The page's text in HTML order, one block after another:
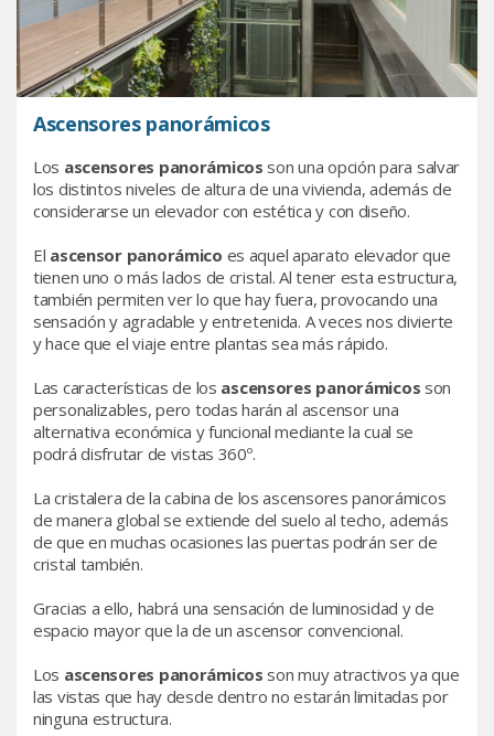
Ascensores panorámicos
Los ascensores panorámicos son una opción para salvar
los distintos niveles de altura de una vivienda, además de
considerarse un elevador con estética y con diseño.
El ascensor panorámico es aquel aparato elevador que
tienen uno o más lados de cristal. Al tener esta estructura,
también permiten ver lo que hay fuera, provocando una
sensación y agradable y entretenida. A veces nos divierte
y hace que el viaje entre plantas sea más rápido.
Las características de los ascensores panorámicos son
personalizables, pero todas harán al ascensor una
alternativa económica y funcional mediante la cual se
podrá disfrutar de vistas 360º.
La cristalera de la cabina de los ascensores panorámicos
de manera global se extiende del suelo al techo, además
de que en muchas ocasiones las puertas podrán ser de
cristal también.
Gracias a ello, habrá una sensación de luminosidad y de
espacio mayor que la de un ascensor convencional.
Los ascensores panorámicos son muy atractivos ya que
las vistas que hay desde dentro no estarán limitadas por
ninguna estructura.